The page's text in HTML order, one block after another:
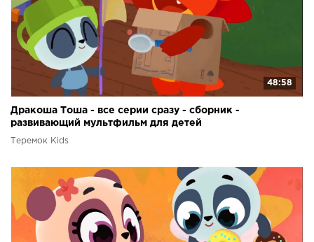
48:58
Дракоша Тоша - все серии сразу - сборник -
развивающий мультфильм для детей
Теремок Kids